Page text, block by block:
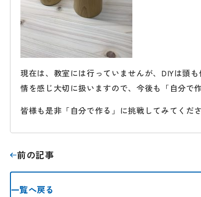
現在は、教室には行っていませんが、DIYは頭
情を感じ大切に扱いますので、今後も「自分で
皆様も是非「自分で作る」に挑戦してみてくださ
前の記事
一覧へ戻る